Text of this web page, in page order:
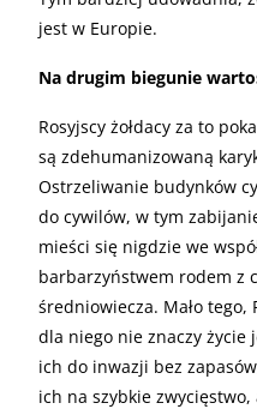
jest w Europie.
Na drugim biegunie
Rosyjscy żołdacy za to
są zdehumanizowaną
Ostrzeliwanie budynków
do cywilów, w tym
mieści się nigdzie we
barbarzyństwem rodem z
średniowiecza. Mało tego,
dla niego nie znaczy życie
ich do inwazji bez
ich na szybkie